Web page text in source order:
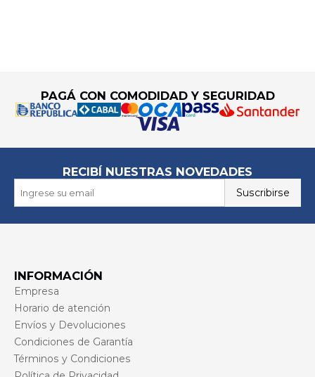
PAGÁ CON COMODIDAD Y SEGURIDAD
RECIBÍ NUESTRAS NOVEDADES
Suscribirse
INFORMACIÓN
Empresa
Horario de atención
Envíos y Devoluciones
Condiciones de Garantía
Términos y Condiciones